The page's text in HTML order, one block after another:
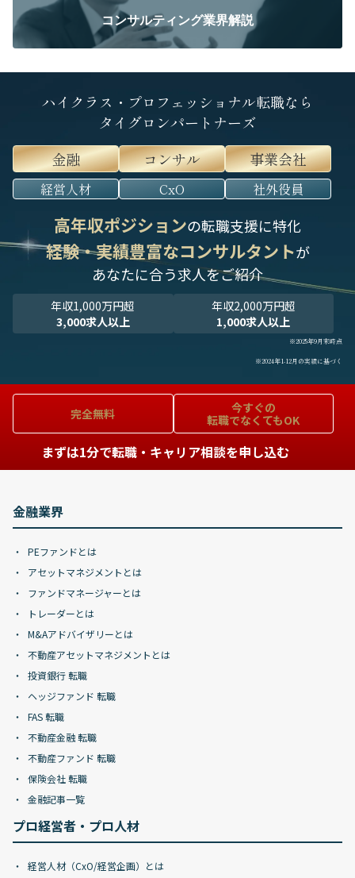
コンサルティング業界解説
ハイクラス・プロフェッショナル転職なら
タイグロンパートナーズ
金融
コンサル 事業会社
経営人材 CxO 社外役員
高年収ポジションの転職支援に特化
経験・実績豊富なコンサルタントが
あなたに合う求人をご紹介
年収1,000万円超
3,000求人以上
年収2,000万円超
1,000求人以上
※2025年9月末時点
※2024年1-12月の実績に基づく
完全無料
今すぐの
転職でなくてもOK
まずは1分で転職・キャリア相談を申し込む
金融業界
PEファンドとは
アセットマネジメントとは
ファンドマネージャーとは
トレーダーとは
M&Aアドバイザリーとは
不動産アセットマネジメントとは
投資銀行 転職
ヘッジファンド 転職
FAS 転職
不動産金融 転職
不動産ファンド 転職
保険会社 転職
金融記事一覧
プロ経営者・プロ人材
経営人材（CxO/経営企画）とは